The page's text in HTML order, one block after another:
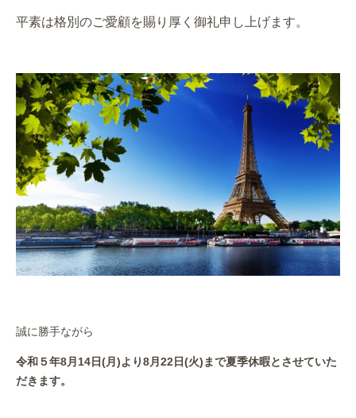
作業事例
保険
店舗アクセス
平素は格別のご愛顧を賜り厚く御礼申し上げます。
誠に勝手ながら
令和５年8月14日(月)より8月22日(火)まで夏季休暇とさせていた
だきます。